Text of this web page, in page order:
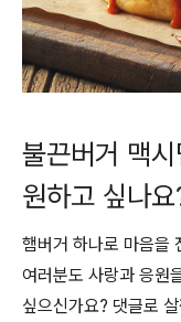
불끈버거 맥
원하고 싶나
햄버거 하나로 마음을
여러분도 사랑과 응원
싶으신가요? 댓글로